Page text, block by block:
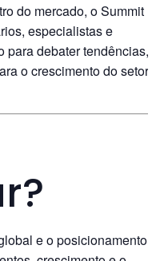
do mercado, o Summit
especialistas e
para debater tendências,
o crescimento do setor
e o posicionamento do